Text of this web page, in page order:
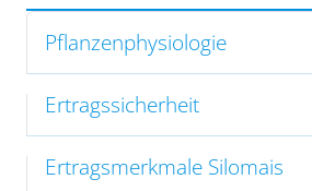
Pflanzenphysiologie
Ertragssicherheit
Ertragsmerkmale Silomais